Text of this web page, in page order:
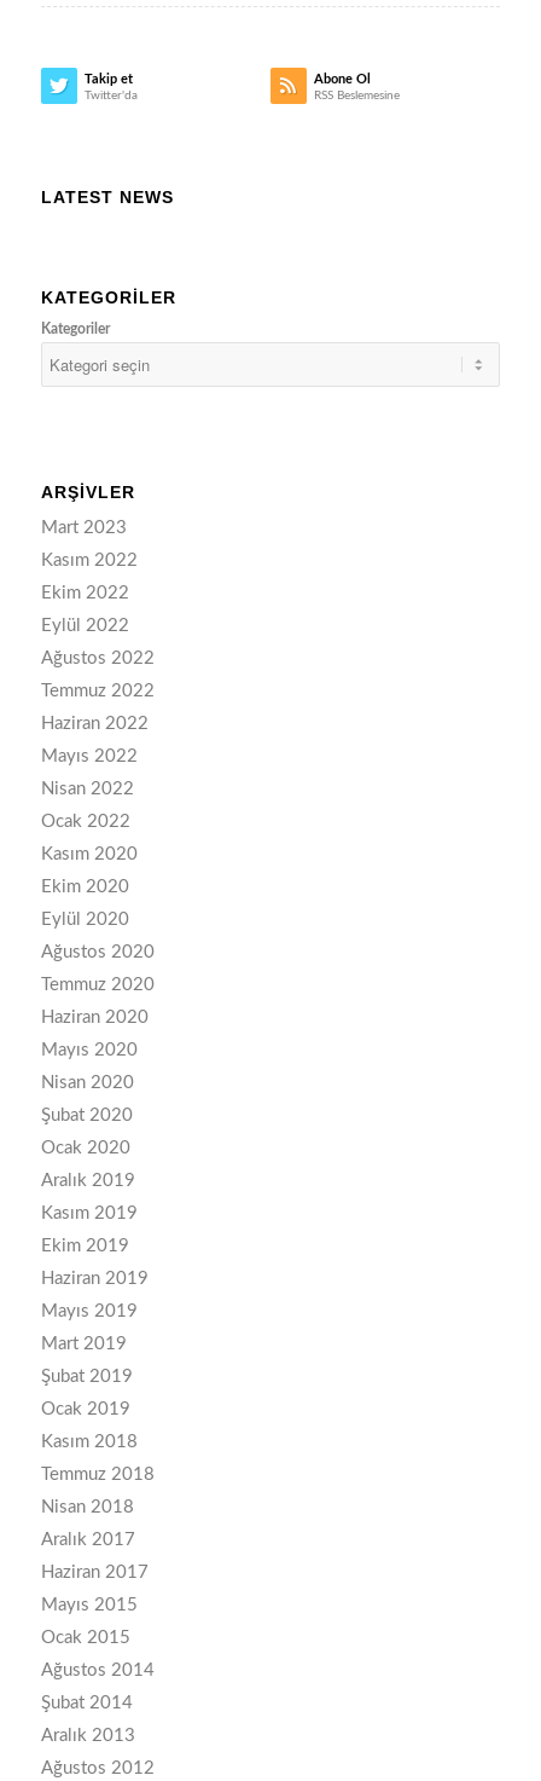
Takip et
Twitter'da
Abone Ol
RSS Beslemesine
LATEST NEWS
KATEGORILER
Kategoriler
ARŞIVLER
Mart 2023
Kasım 2022
Ekim 2022
Eylül 2022
Ağustos 2022
Temmuz 2022
Haziran 2022
Mayıs 2022
Nisan 2022
Ocak 2022
Kasım 2020
Ekim 2020
Eylül 2020
Ağustos 2020
Temmuz 2020
Haziran 2020
Mayıs 2020
Nisan 2020
Şubat 2020
Ocak 2020
Aralık 2019
Kasım 2019
Ekim 2019
Haziran 2019
Mayıs 2019
Mart 2019
Şubat 2019
Ocak 2019
Kasım 2018
Temmuz 2018
Nisan 2018
Aralık 2017
Haziran 2017
Mayıs 2015
Ocak 2015
Ağustos 2014
Şubat 2014
Aralık 2013
Ağustos 2012